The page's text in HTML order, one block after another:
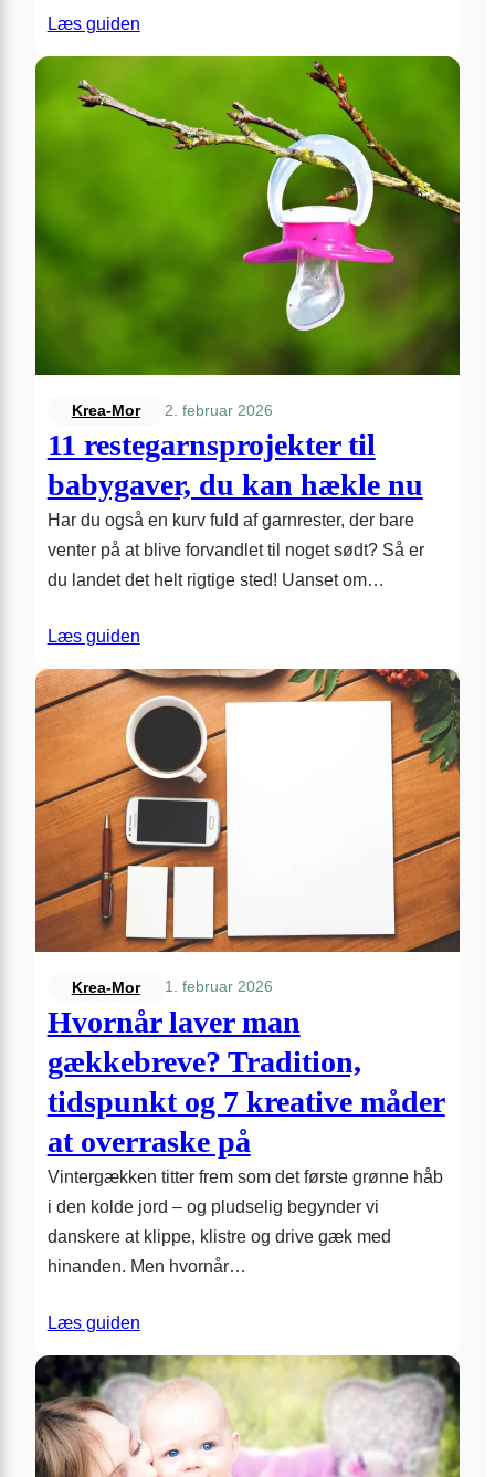
Læs guiden
Krea-Mor 2. februar 2026
11 restegarnsprojekter til
babygaver, du kan hækle nu
Har du også en kurv fuld af garnrester, der bare
venter på at blive forvandlet til noget sødt? Så er
du landet det helt rigtige sted! Uanset om…
Læs guiden
Krea-Mor 1. februar 2026
Hvornår laver man
gækkebreve? Tradition,
tidspunkt og 7 kreative måder
at overraske på
Vintergækken titter frem som det første grønne håb
i den kolde jord – og pludselig begynder vi
danskere at klippe, klistre og drive gæk med
hinanden. Men hvornår…
Læs guiden